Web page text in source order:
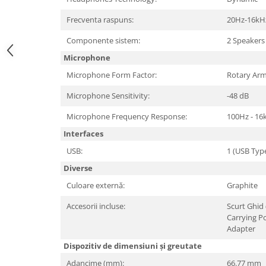
Surse
Servere & Componente
Componente Server
Retelistica & Supraveghere
Imprimante 3D
Frecventa raspuns:
20Hz-
Componente sistem:
2 Speakers
Microphone
Microphone Form Factor:
Rotary Arm
Microphone Sensitivity:
-48 dB
Microphone Frequency Response:
100Hz -
Interfaces
USB:
1 (USB
Diverse
Culoare externă:
Graphite
Accesorii incluse:
Scurt
Carrying
Adapter
Dispozitiv de dimensiuni și greutate
Adancime (mm):
66.77 mm